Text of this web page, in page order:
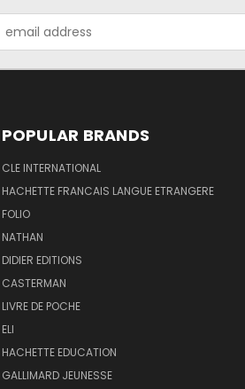
Address
POPULAR BRANDS
CLE INTERNATIONAL
HACHETTE FRANCAIS LANGUE ETRANGERE
FOLIO
NATHAN
DIDIER EDITIONS
CASTERMAN
LIVRE DE POCHE
ELI
HACHETTE EDUCATION
GALLIMARD JEUNESSE